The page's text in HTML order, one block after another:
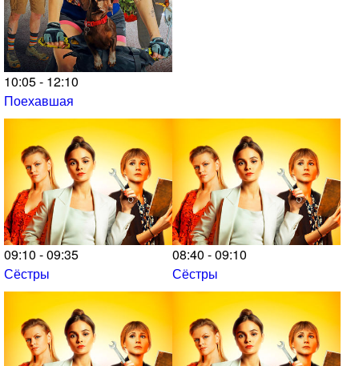
10:05 - 12:10
Поехавшая
09:10 - 09:35
Сёстры
08:40 - 09:10
Сёстры